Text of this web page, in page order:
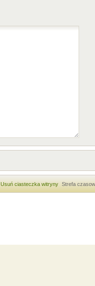
Strefa
Usuń ciasteczka witryny